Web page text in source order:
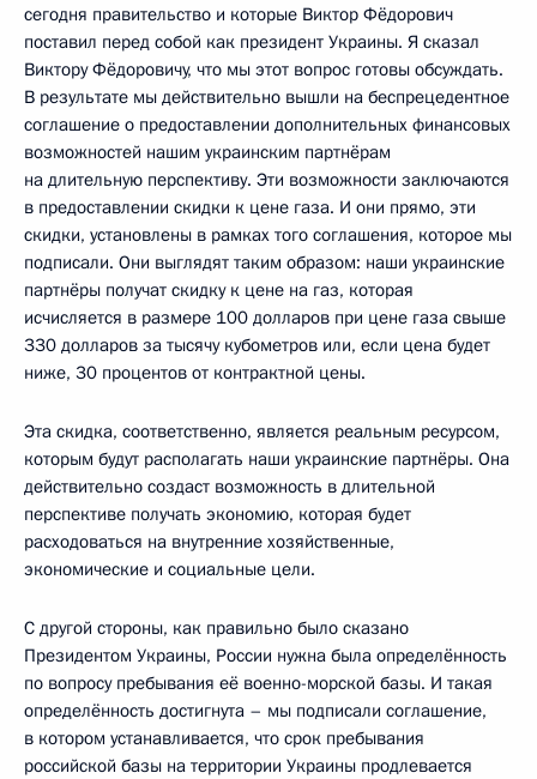
сегодня правительство и которые Виктор Фёдорович
поставил перед собой как президент Украины. Я сказал
Виктору Фёдоровичу, что мы этот вопрос готовы обсуждать.
В результате мы действительно вышли на беспрецедентное
соглашение о предоставлении дополнительных финансовых
возможностей нашим украинским партнёрам
на длительную перспективу. Эти возможности заключаются
в предоставлении скидки к цене газа. И они прямо, эти
скидки, установлены в рамках того соглашения, которое мы
подписали. Они выглядят таким образом: наши украинские
партнёры получат скидку к цене на газ, которая
исчисляется в размере 100 долларов при цене газа свыше
330 долларов за тысячу кубометров или, если цена будет
ниже, 30 процентов от контрактной цены.
Эта скидка, соответственно, является реальным ресурсом,
которым будут располагать наши украинские партнёры. Она
действительно создаст возможность в длительной
перспективе получать экономию, которая будет
расходоваться на внутренние хозяйственные,
экономические и социальные цели.
С другой стороны, как правильно было сказано
Президентом Украины, России нужна была определённость
по вопросу пребывания её военно-морской базы. И такая
определённость достигнута – мы подписали соглашение,
в котором устанавливается, что срок пребывания
российской базы на территории Украины продлевается